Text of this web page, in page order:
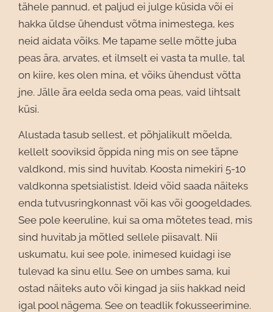
tähele pannud, et paljud ei julge küsida või ei
hakka üldse ühendust võtma inimestega, kes
neid aidata võiks. Me tapame selle mõtte juba
peas ära, arvates, et ilmselt ei vasta ta mulle, tal
on kiire, kes olen mina, et võiks ühendust võtta
jne. Jälle ära eelda seda oma peas, vaid lihtsalt
küsi.
Alustada tasub sellest, et põhjalikult mõelda,
kellelt sooviksid õppida ning mis on see täpne
valdkond, mis sind huvitab. Koosta nimekiri 5-10
valdkonna spetsialistist. Ideid võid saada näiteks
enda tutvusringkonnast või kas või googeldades.
See pole keeruline, kui sa oma mõtetes tead, mis
sind huvitab ja mõtled sellele piisavalt. Nii
uskumatu, kui see pole, inimesed kuidagi ise
tulevad ka sinu ellu. See on umbes sama, kui
ostad näiteks auto või kingad ja siis hakkad neid
igal pool nägema. See on teadlik fokusseerimine.